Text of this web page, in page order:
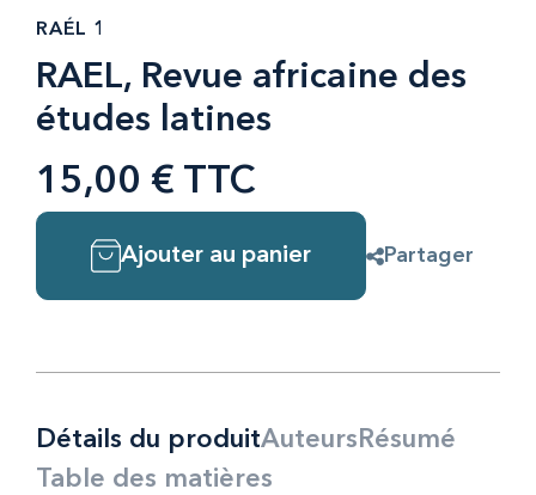
RAÉL 1
RAEL, Revue africaine des
études latines
15,00 € TTC
Ajouter au panier Partager
Détails du produitAuteurs Résumé
Table des matières